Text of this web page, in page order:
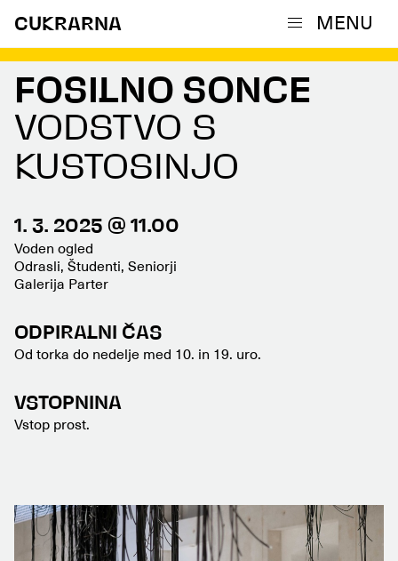
CUKRARNA MENU
FOSILNO SONCE
VODSTVO S
KUSTOSINJO
1. 3. 2025 @ 11.00
Voden ogled
Odrasli, Študenti, Seniorji
Galerija Parter
ODPIRALNI ČAS
Od torka do nedelje med 10. in 19. uro.
VSTOPNINA
Vstop prost.